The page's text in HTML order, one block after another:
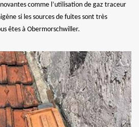
comme l’utilisation de gaz traceur
si les sources de fuites sont très
êtes à Obermorschwiller.